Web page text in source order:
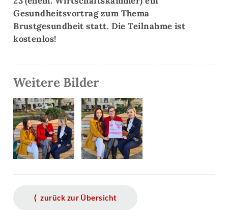
Gesundheitsvortrag zum Thema
Brustgesundheit statt. Die Teilnahme ist
kostenlos!
Weitere Bilder
⟨ zurück zur Übersicht